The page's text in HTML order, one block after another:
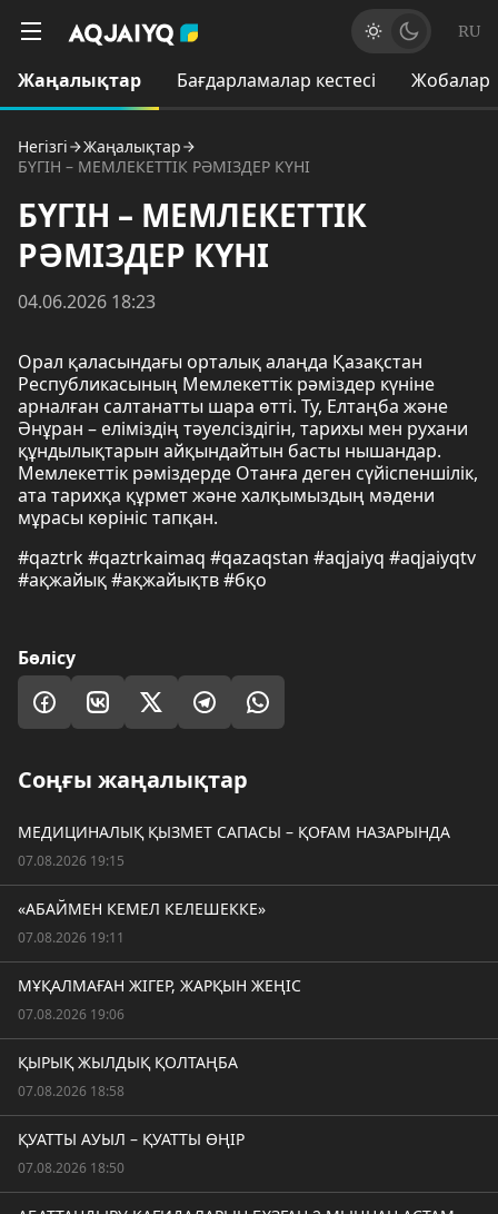
RU
Жаңалықтар Бағдарламалар кестесі Жобалар
Негізгі
Жаңалықтар
БҮГІН – МЕМЛЕКЕТТІК РӘМІЗДЕР КҮНІ
БҮГІН – МЕМЛЕКЕТТІК
РӘМІЗДЕР КҮНІ
04.06.2026 18:23
Орал қаласындағы орталық алаңда Қазақстан
Республикасының Мемлекеттік рәміздер күніне
арналған салтанатты шара өтті. Ту, Елтаңба және
Әнұран – еліміздің тәуелсіздігін, тарихы мен рухани
құндылықтарын айқындайтын басты нышандар.
Мемлекеттік рәміздерде Отанға деген сүйіспеншілік,
ата тарихқа құрмет және халқымыздың мәдени
мұрасы көрініс тапқан.
#qaztrk #qaztrkaimaq #qazaqstan #aqjaiyq #aqjaiyqtv
#ақжайық #ақжайықтв #бқо
Бөлісу
Соңғы жаңалықтар
МЕДИЦИНАЛЫҚ ҚЫЗМЕТ САПАСЫ – ҚОҒАМ НАЗАРЫНДА
07.08.2026 19:15
«АБАЙМЕН КЕМЕЛ КЕЛЕШЕККЕ»
07.08.2026 19:11
МҰҚАЛМАҒАН ЖІГЕР, ЖАРҚЫН ЖЕҢІС
07.08.2026 19:06
ҚЫРЫҚ ЖЫЛДЫҚ ҚОЛТАҢБА
07.08.2026 18:58
ҚУАТТЫ АУЫЛ – ҚУАТТЫ ӨҢІР
07.08.2026 18:50